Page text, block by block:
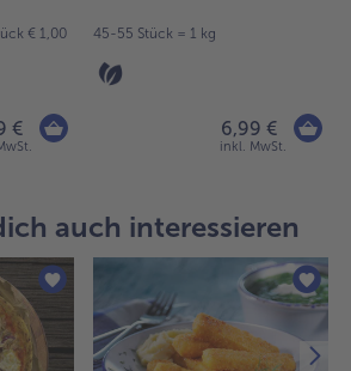
€ 1,00
€
45-55 Stück = 1 kg
6,99 €
inkl. MwSt.
auch interessieren